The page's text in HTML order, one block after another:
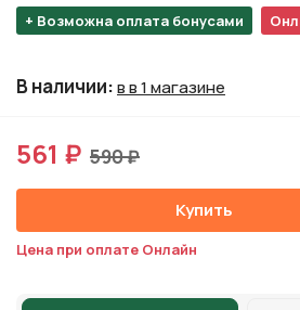
+ Возможна оплата бонусами
В наличии:в в 1 магазине
561 ₽ 590 ₽
Купить
Цена при оплате Онлайн